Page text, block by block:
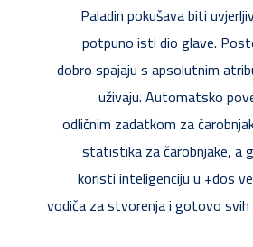
Paladin pokušava biti
potpuno isti dio glave.
dobro spajaju s apsolutnim
uživaju. Automatsko
odličnim zadatkom za
statistika za čarobnjake, a
koristi inteligenciju u +dos
vodiča za stvorenja i gotovo